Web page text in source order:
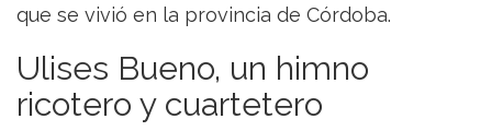
que se vivió en la provincia de Córdoba.
Ulises Bueno, un himno
ricotero y cuartetero